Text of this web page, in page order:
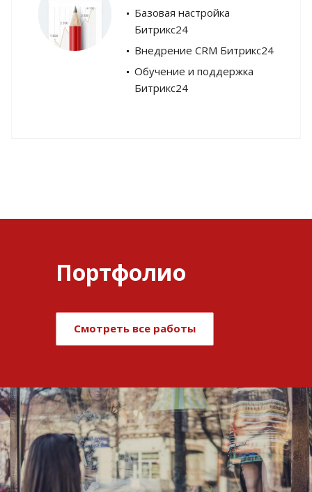
Базовая настройка
Битрикс24
Внедрение CRM Битрикс24
Обучение и поддержка
Битрикс24
Портфолио
Смотреть все работы